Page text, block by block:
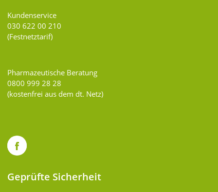
Kundenservice
030 622 00 210
(Festnetztarif)
Pharmazeutische Beratung
0800 999 28 28
(kostenfrei aus dem dt. Netz)
Geprüfte Sicherheit